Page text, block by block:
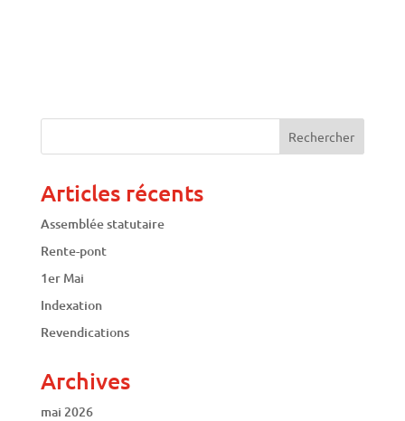
Articles récents
Assemblée statutaire
Rente-pont
1er Mai
Indexation
Revendications
Archives
mai 2026